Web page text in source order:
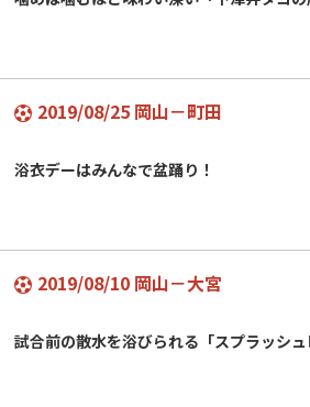
2019/08/25 岡山－町田
浴衣デーはみんなで盆踊り！
2019/08/10 岡山－大宮
試合前の散水を浴びられる「スプラッシュ